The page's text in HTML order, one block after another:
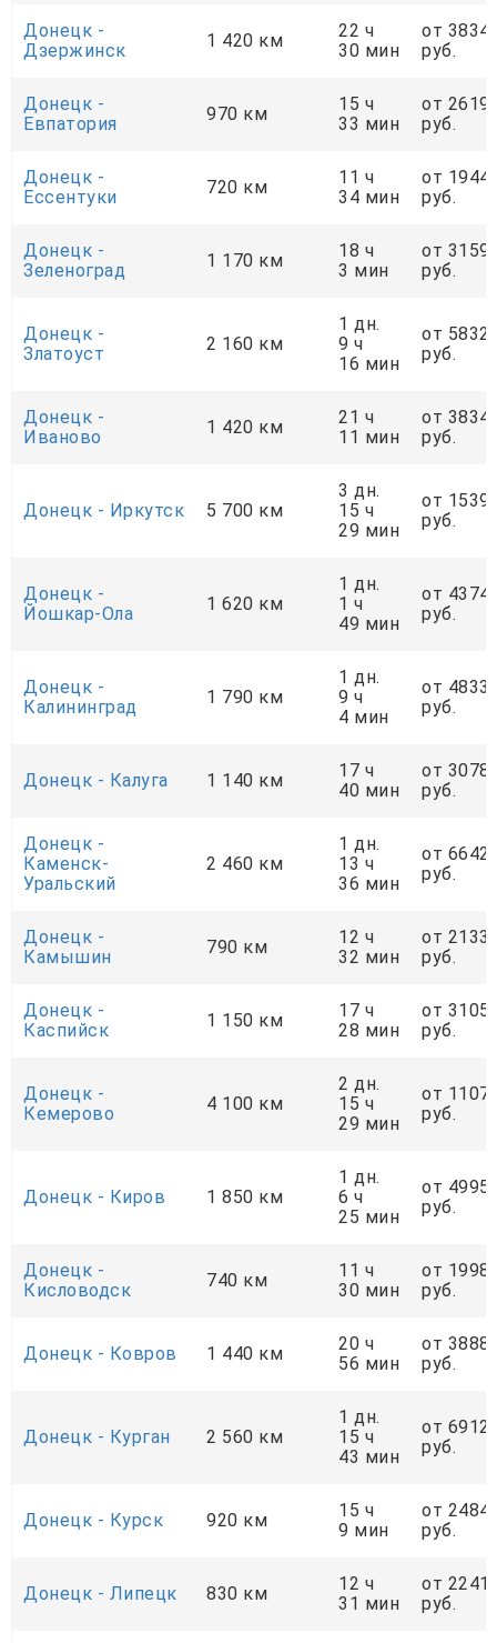
Донецк -
Дзержинск
1 420 км
22 ч
30 мин
от
руб.
Донецк -
Евпатория
970 км
15 ч
33 мин
от
руб.
Донецк -
Ессентуки
720 км
11 ч
34 мин
от
руб.
Донецк -
Зеленоград
1 170 км
18 ч
3 мин
от
руб.
Донецк -
Златоуст
2 160 км
1 дн.
9 ч
16 мин
от
руб.
Донецк -
Иваново
1 420 км
21 ч
11 мин
от
руб.
Донецк - Иркутск 5 700 км
3 дн.
15 ч
29 мин
от
руб.
Донецк -
Йошкар-Ола
1 620 км
1 дн.
1 ч
49 мин
от
руб.
Донецк -
Калининград
1 790 км
1 дн.
9 ч
4 мин
от
руб.
Донецк - Калуга 1 140 км
17 ч
40 мин
от
руб.
Донецк -
Каменск-
Уральский
2 460 км
1 дн.
13 ч
36 мин
от
руб.
Донецк -
Камышин
790 км
12 ч
32 мин
от
руб.
Донецк -
Каспийск
1 150 км
17 ч
28 мин
от
руб.
Донецк -
Кемерово
4 100 км
2 дн.
15 ч
29 мин
от
руб.
Донецк - Киров 1 850 км
1 дн.
6 ч
25 мин
от
руб.
Донецк -
Кисловодск
740 км
11 ч
30 мин
от
руб.
Донецк - Ковров 1 440 км
20 ч
56 мин
от
руб.
Донецк - Курган 2 560 км
1 дн.
15 ч
43 мин
от
руб.
Донецк - Курск 920 км
15 ч
9 мин
от
руб.
Донецк - Липецк 830 км
12 ч
31 мин
от
руб.